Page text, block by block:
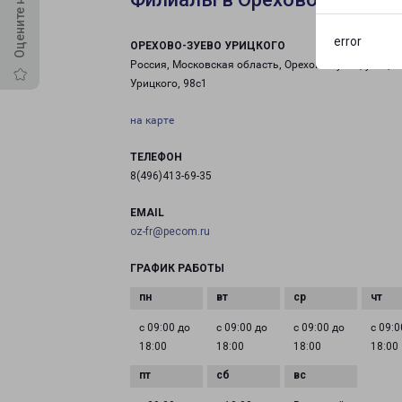
error
ОРЕХОВО-ЗУЕВО УРИЦКОГО
Россия, Московская область, Орехово-Зуево, улица
Урицкого, 98с1
на карте
ТЕЛЕФОН
8(496)413-69-35
EMAIL
oz-fr@pecom.ru
ГРАФИК РАБОТЫ
с 09:00 до
18:00
с 09:00 до
18:00
с 09:00 до
18:00
с
18:00